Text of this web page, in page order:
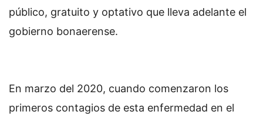
público, gratuito y optativo que lleva adelante el
gobierno bonaerense.
En marzo del 2020, cuando comenzaron los
primeros contagios de esta enfermedad en el